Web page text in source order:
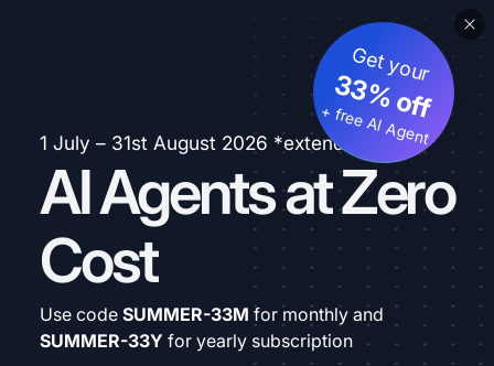
1 July – 31st August 2026 *extended
AI Agents at Zero
Cost
Get your
33% off
+ free AI Agent
Use code SUMMER-33M for monthly and
SUMMER-33Y for yearly subscription